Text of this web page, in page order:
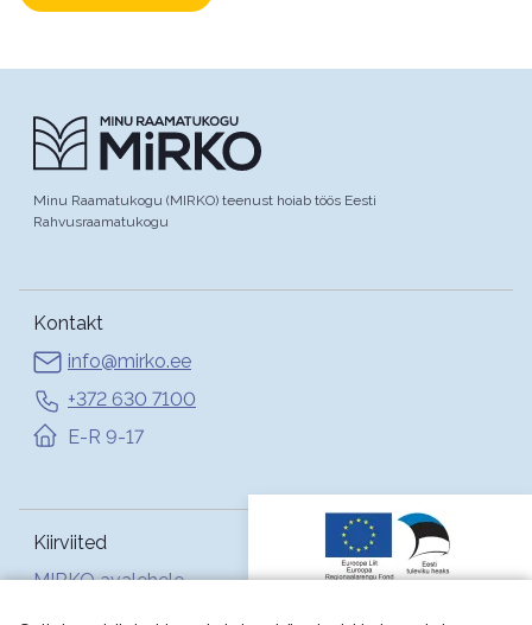
Minu Raamatukogu (MIRKO) teenust hoiab töös Eesti
Rahvusraamatukogu
Kontakt
info@mirko.ee
+372 630 7100
E-R 9-17
Kiirviited
MIRKO avalehele
Abi